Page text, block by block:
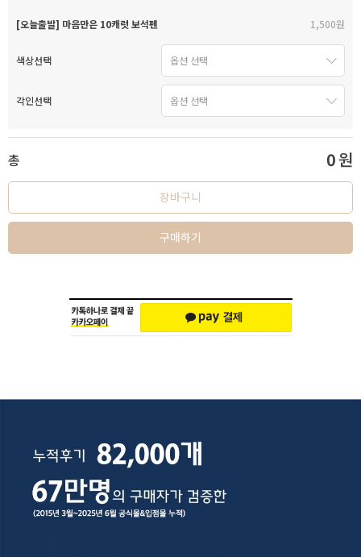
[오늘출발] 마음만은 10캐럿 보석펜 1,500원
색상선택
각인선택
총 0원
장바구니
구매하기